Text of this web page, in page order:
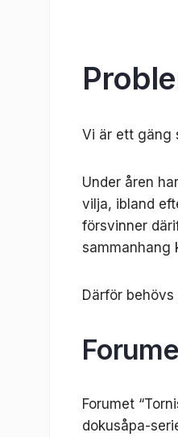
Vi är ett gäng
Under åren
vilja, ibland
försvinner
sammanhang
Därför
Forumet
dokusåpa-